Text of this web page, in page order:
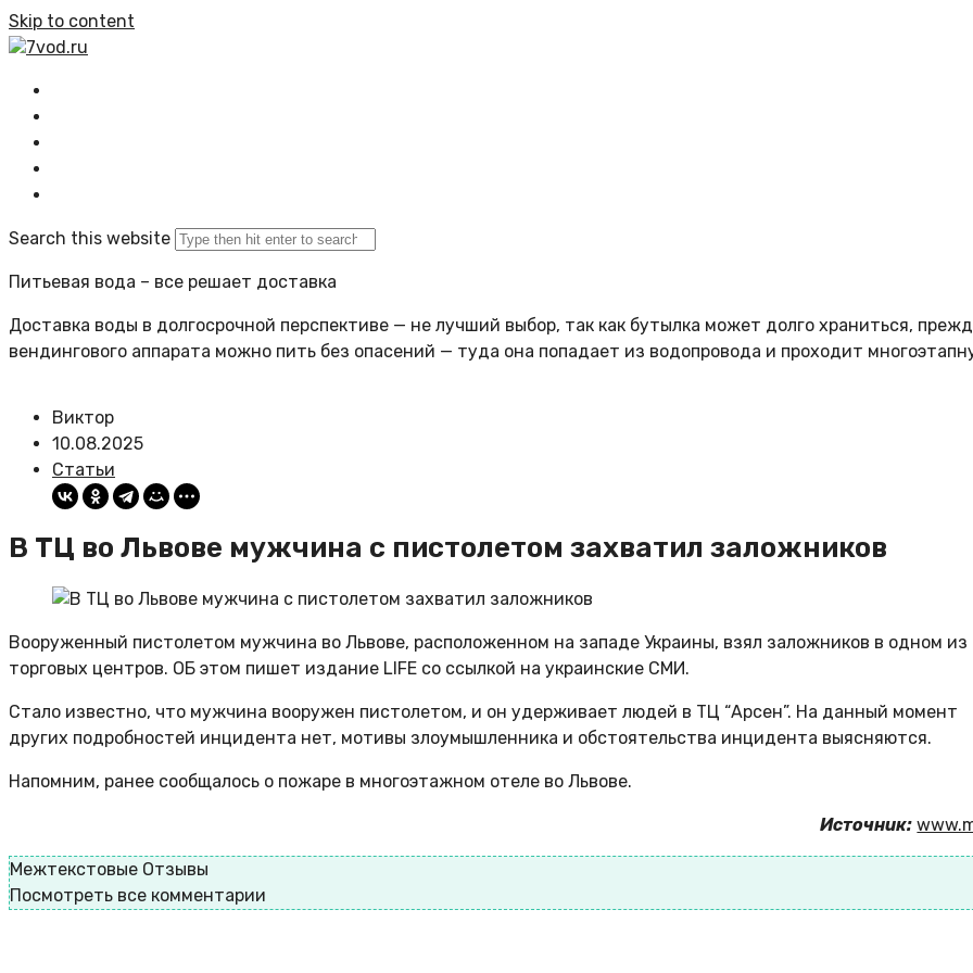
Skip to content
7vod.ru
Search this website
Питьевая вода – все решает доставка
Доставка воды в долгосрочной перспективе — не лучший выбор, так как бутылка может долго храниться,
вендингового аппарата можно пить без опасений — туда она попадает из водопровода и проходит
Виктор
10.08.2025
Статьи
В ТЦ во Львове мужчина с пистолетом захватил заложников
Вооруженный пистолетом мужчина во Львове, расположенном на западе Украины, взял заложников в одном из
торговых центров. ОБ этом пишет издание LIFE со ссылкой на украинские СМИ.
Стало известно, что мужчина вооружен пистолетом, и он удерживает людей в ТЦ “Арсен”. На данный момент
других подробностей инцидента нет, мотивы злоумышленника и обстоятельства инцидента выясняются.
Напомним, ранее сообщалось о пожаре в многоэтажном отеле во Львове.
Источник:
Межтекстовые Отзывы
Посмотреть все комментарии